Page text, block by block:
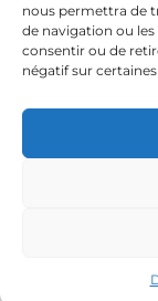
nous permettra de
de navigation ou les
consentir ou de
négatif sur
13 rue Docteur
20 avenue
Informations